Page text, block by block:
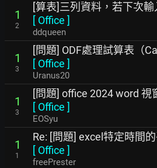
1
2
[算表]三列資料，若下次
[ Office ]
ddqueen
1
3
[問題] ODF處理試算表（
[ Office ]
Uranus20
1
3
[問題] office 2024 word 視
[ Office ]
EOSyu
1
1
Re: [問題] excel特定時間
[ Office ]
freePrester